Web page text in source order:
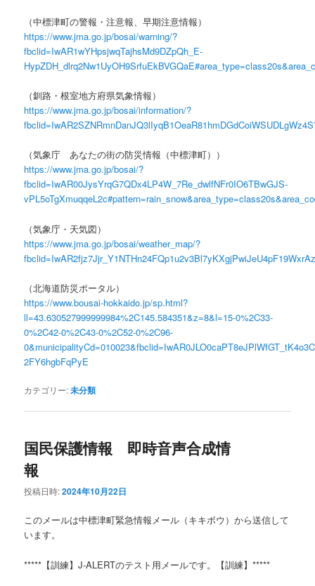
（中標津町の警報・注意報、早期注意情報）
https://www.jma.go.jp/bosai/warning/?
fbclid=IwAR1wYHpsjwqTajhsMd9DZpQh_E-
（釧路・根室地方府県気象情報）
https://www.jma.go.jp/bosai/information/?
（気象庁 あなたの街の防災情報（中標津町））
https://www.jma.go.jp/bosai/?
fbclid=IwAR00JysYrqG7QDx4LP4W_7Re_dwlfNFr0IO6TBwGJS-
（気象庁・天気図）
https://www.jma.go.jp/bosai/weather_map/?
（北海道防災ポータル）
https://www.bousai-hokkaido.jp/sp.html?
ll=43.630527999999984%2C145.584351&z=8&l=15-0%2C33-
0%2C42-0%2C43-0%2C52-0%2C96-
2FY6hgbFqPyE
カテゴリー:未分類
国民保護情報 即時音声合成情
報
投稿日時:2024年10月22日
このメールは中標津町緊急情報メール（キキボウ）から送信して
います。
*****【訓練】J-ALERTのテスト用メールです。【訓練】*****